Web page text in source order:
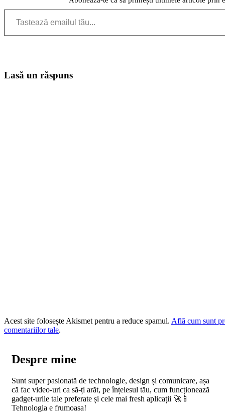
Tastează emailul tău...
Lasă un răspuns
Acest site folosește Akismet pentru a reduce spamul. Află cum sunt
comentariilor tale.
Despre mine
Sunt super pasionată de technologie, design și comunicare, așa
că fac video-uri ca să-ți arăt, pe înțelesul tău, cum funcționează
gadget-urile tale preferate și cele mai fresh aplicații 🚀📱
Tehnologia e frumoasa!